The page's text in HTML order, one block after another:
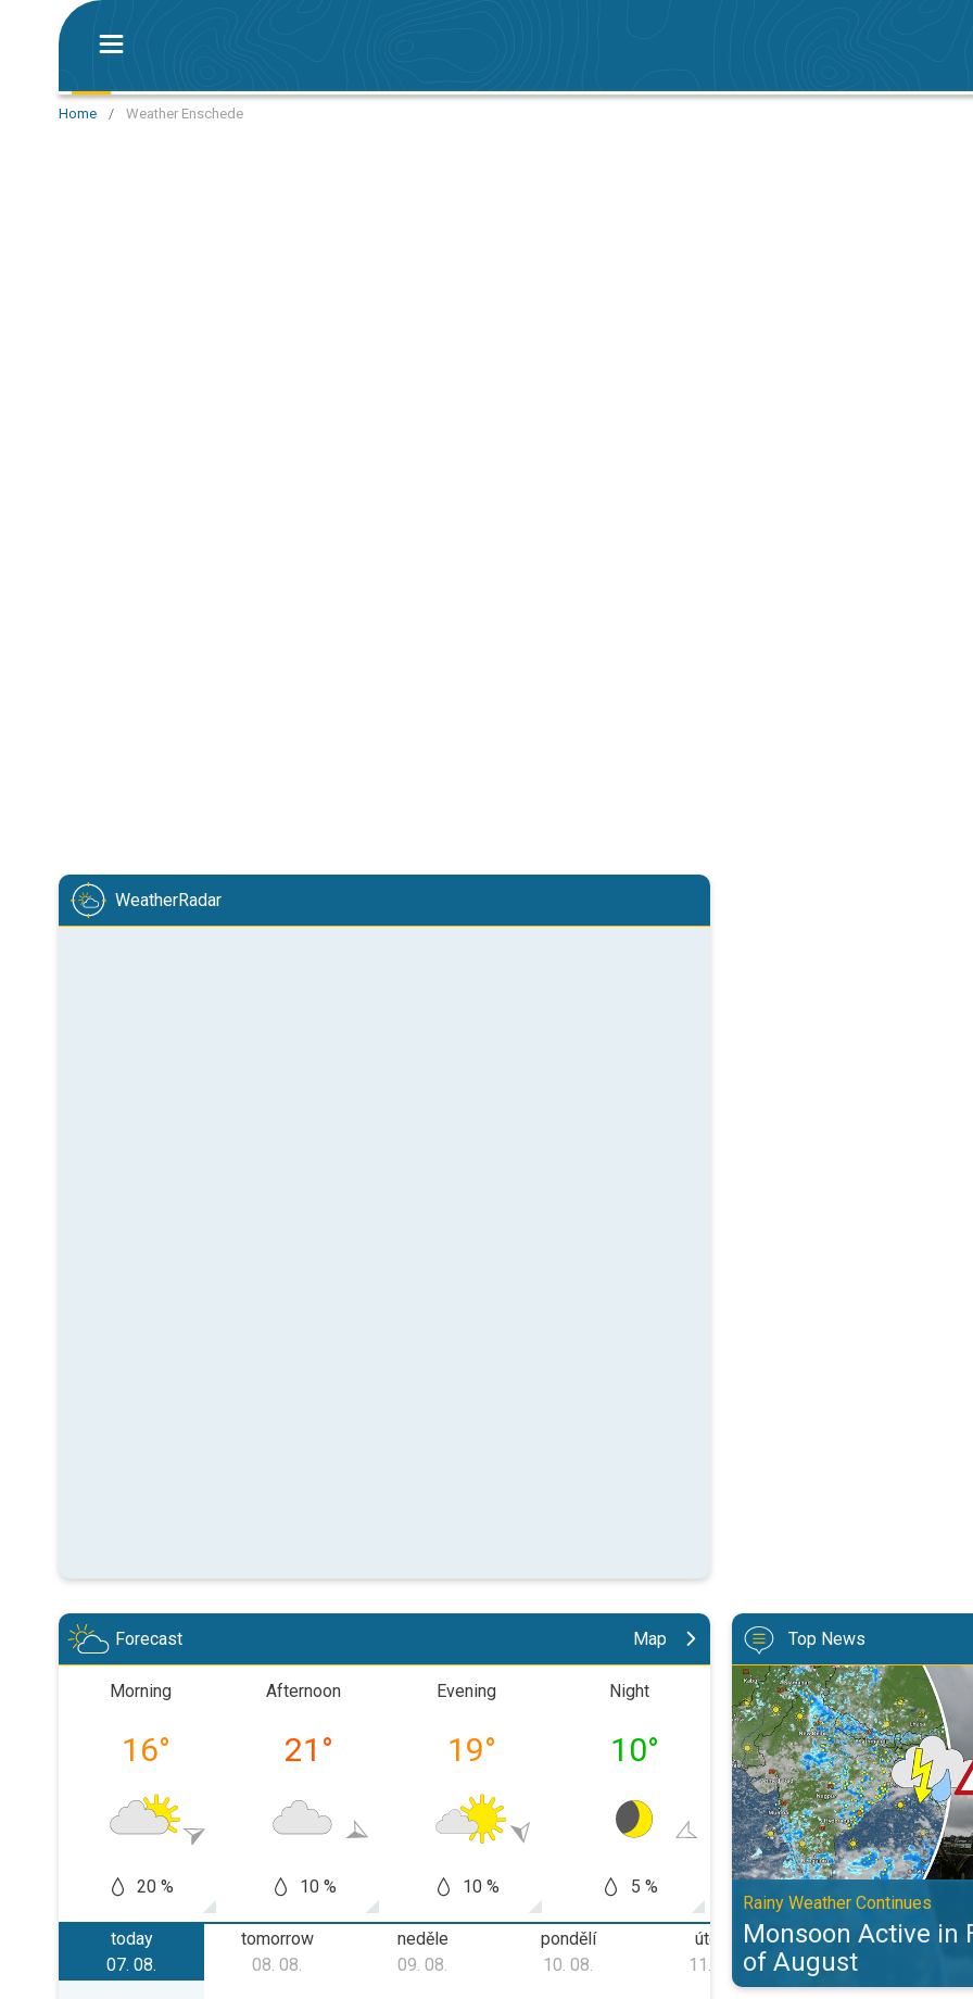
Home / Weather Enschede
WeatherRadar
Forecast Map
Morning
16°
20 %
Afternoon
21 °
10 %
Evening
19°
10 %
Night
10°
5 %
Morning
17°
0 %
26
0
today
pátek 07. 08.
07. 08.
tomorrow
sobota 08. 08.
08. 08.
neděle
neděle 09. 08.
09. 08.
pondělí
pondělí 10. 08.
10. 08.
úterý
úterý 11. 08.
11. 08.
středa
12. 08.
Top News
Monsoon Active in First Week
Rainy Weather Continues
Monsoon Active in
of August